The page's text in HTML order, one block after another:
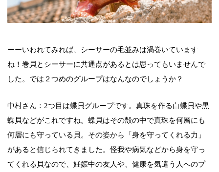
ーーいわれてみれば、シーサーの毛並みは渦巻いています
ね！巻貝とシーサーに共通点があるとは思ってもいませんで
した。では２つめのグループはなんなのでしょうか？
中村さん：2つ目は蝶貝グループです。真珠を作る白蝶貝や黒
蝶貝などがこれですね。蝶貝はその殻の中で真珠を何層にも
何層にも守っている貝。その姿から「身を守ってくれる力」
があると信じられてきました。怪我や病気などから身を守っ
てくれる貝なので、妊娠中の友人や、健康を気遣う人へのプ